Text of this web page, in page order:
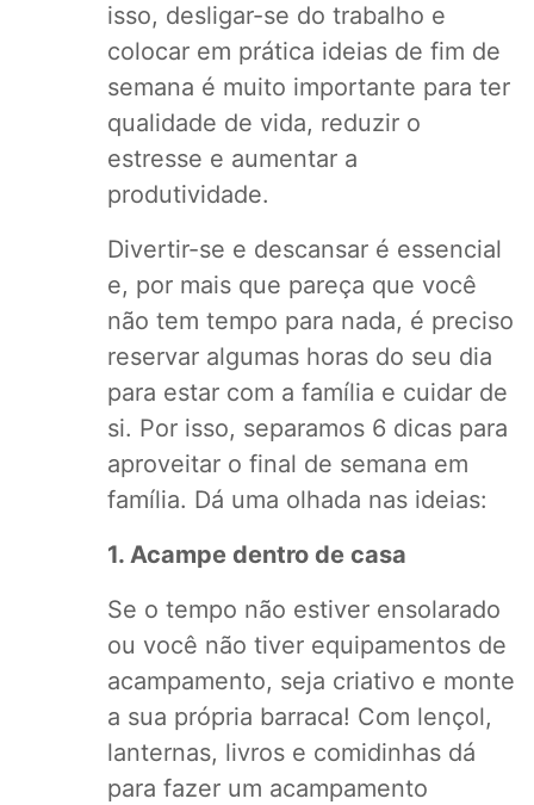
isso, desligar-se do trabalho e
colocar em prática ideias de fim de
semana é muito importante para ter
qualidade de vida, reduzir o
estresse e aumentar a
produtividade.
Divertir-se e descansar é essencial
e, por mais que pareça que você
não tem tempo para nada, é preciso
reservar algumas horas do seu dia
para estar com a família e cuidar de
si. Por isso, separamos 6 dicas para
aproveitar o final de semana em
família. Dá uma olhada nas ideias:
1. Acampe dentro de casa
Se o tempo não estiver ensolarado
ou você não tiver equipamentos de
acampamento, seja criativo e monte
a sua própria barraca! Com lençol,
lanternas, livros e comidinhas dá
para fazer um acampamento